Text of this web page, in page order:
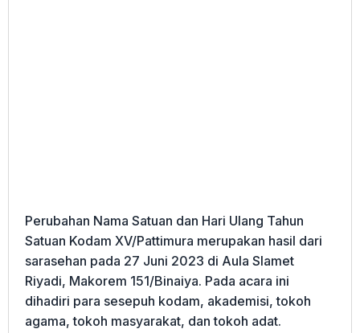
Perubahan Nama Satuan dan Hari Ulang Tahun
Satuan Kodam XV/Pattimura merupakan hasil dari
sarasehan pada 27 Juni 2023 di Aula Slamet
Riyadi, Makorem 151/Binaiya. Pada acara ini
dihadiri para sesepuh kodam, akademisi, tokoh
agama, tokoh masyarakat, dan tokoh adat.